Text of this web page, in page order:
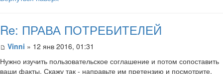
Re: ПРАВА ПОТРЕБИТЕЛЕЙ
Vinni » 12 янв 2016, 01:31
Нужно изучить пользовательское соглашение и потом сопоставить
ваши факты. Скажу так - направьте им претензию и посмотрите,